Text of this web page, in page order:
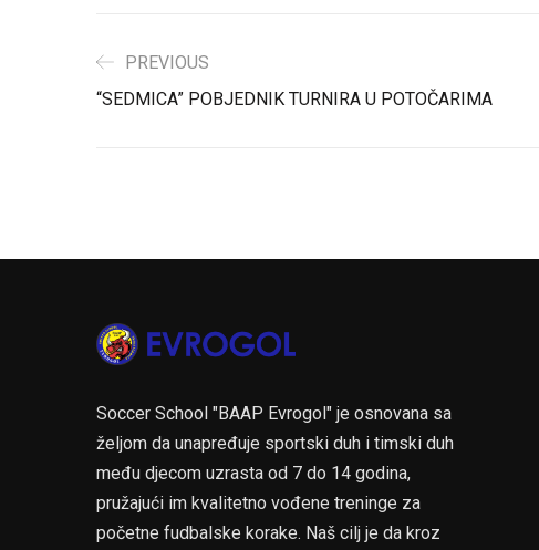
PREVIOUS
“SEDMICA” POBJEDNIK TURNIRA U POTOČARIMA
Soccer School "BAAP Evrogol" je osnovana sa
željom da unapređuje sportski duh i timski duh
među djecom uzrasta od 7 do 14 godina,
pružajući im kvalitetno vođene treninge za
početne fudbalske korake. Naš cilj je da kroz